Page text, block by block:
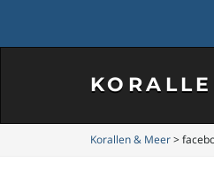
Korallen & Meer>